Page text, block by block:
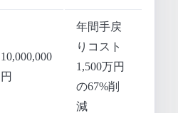
10,000,000
円
年間手戻
りコスト
1,500万円
の67%削
減